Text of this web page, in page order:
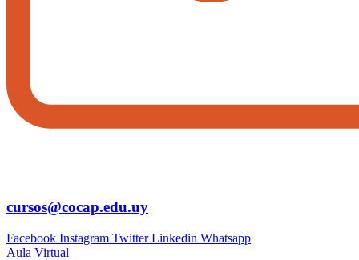
cursos@cocap.edu.uy
Facebook Instagram Twitter Linkedin Whatsapp
Aula Virtual